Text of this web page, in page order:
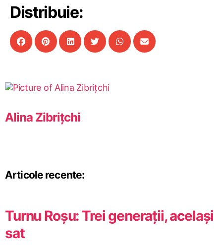
Distribuie:
Alina Zibrițchi
Articole recente:
Turnu Roșu: Trei generații, același
sat